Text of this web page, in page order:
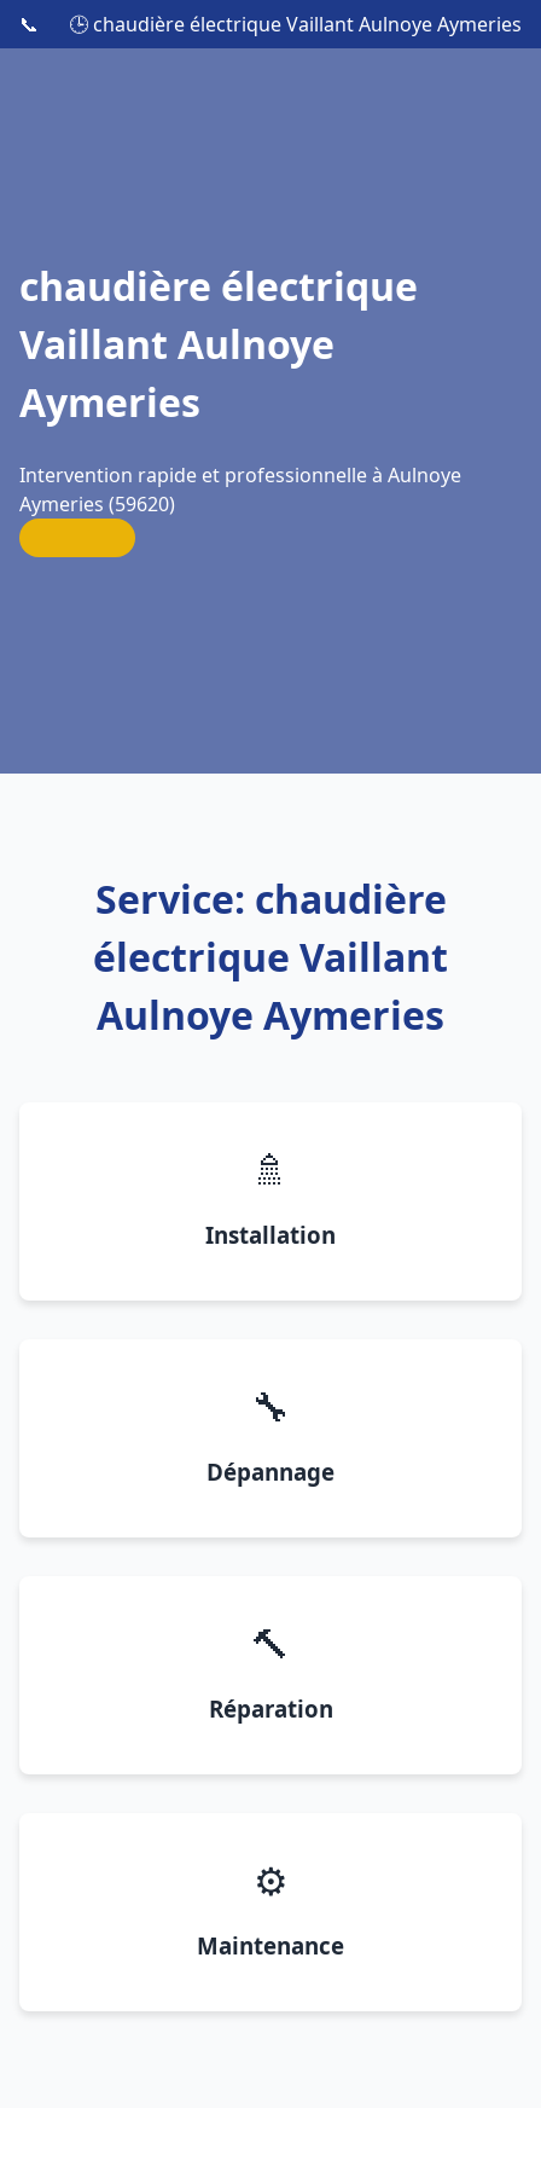
📞 🕒 chaudière électrique Vaillant Aulnoye Aymeries
chaudière électrique
Vaillant Aulnoye
Aymeries
Intervention rapide et professionnelle à Aulnoye
Aymeries (59620)
Service: chaudière
électrique Vaillant
Aulnoye Aymeries
🚿
Installation
🔧
Dépannage
🔨
Réparation
⚙️
Maintenance